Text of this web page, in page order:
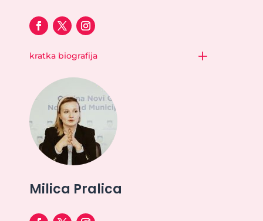
kratka biografija
Milica Pralica